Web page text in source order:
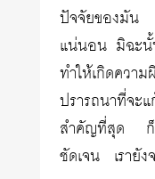
ปัจจัยของมัน
แน่นอน มิฉะนั้น
ทำให้เกิดควา
ปรารถนาที่จ
สำคัญที่สุด ก็คื
ชัดเจน เรายัง